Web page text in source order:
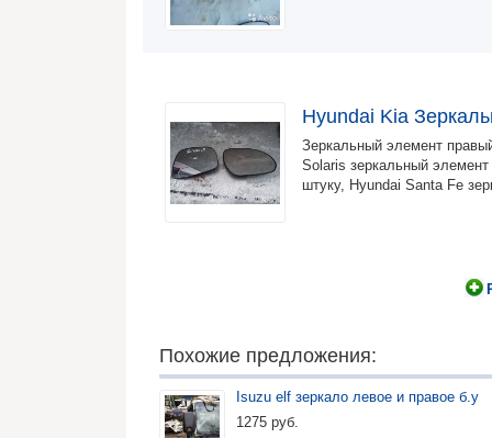
Hyundai Kia
Зеркальный элемент
Solaris зеркальный
штуку, Hyundai Santa Fe
Похожие предложения:
Isuzu elf зеркало левое и правое б.у
1275 руб.